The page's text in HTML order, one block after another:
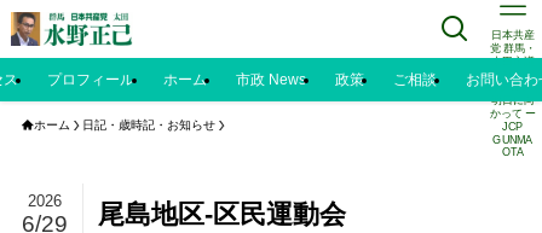
日本共産
党 群馬・
太田市議
水野正己
のブログ |
明日に向
かって ー
JCP
GUNMA
OTA
ス プロフィール ホーム 市政 News 政策 ご相談 お問い合わ
ホーム 日記・歳時記・お知らせ
尾島地区‐区民運動会
2026
6/29